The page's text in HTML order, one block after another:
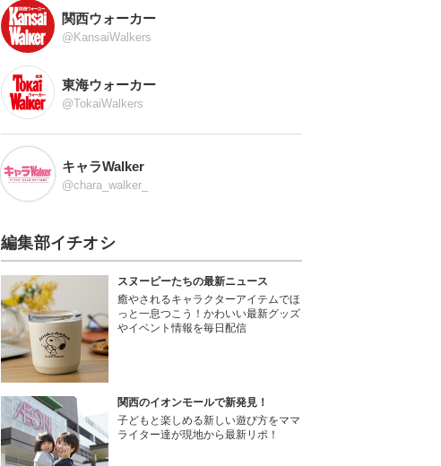
関西ウォーカー
@KansaiWalkers
東海ウォーカー
@TokaiWalkers
キャラWalker
@chara_walker_
編集部イチオシ
スヌーピーたちの最新ニュース
癒やされるキャラクターアイテムでほ
っと一息つこう！かわいい最新グッズ
やイベント情報を毎日配信
関西のイオンモールで新発見！
子どもと楽しめる新しい遊び方をママ
ライター達が現地から最新リポ！